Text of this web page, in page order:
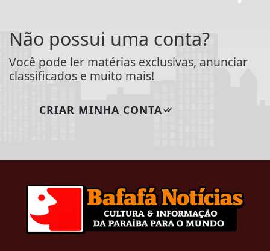
Não possui uma conta?
Você pode ler matérias exclusivas, anunciar
classificados e muito mais!
CRIAR MINHA CONTA